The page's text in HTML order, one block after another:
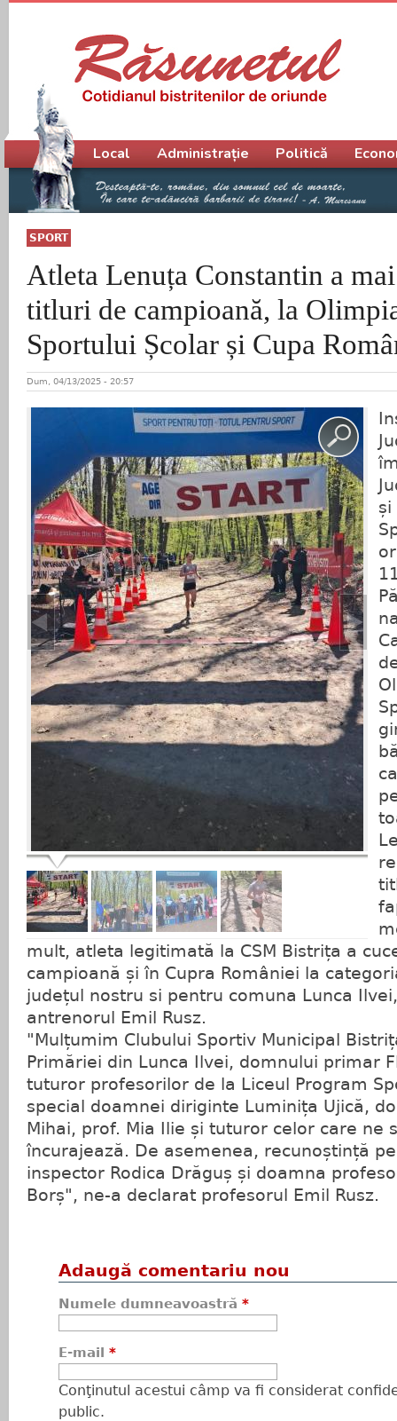
SPORT
Atleta Lenuța Constantin a
titluri de campioană, la
Sportului Școlar și Cupa
Dum, 04/13/2025 - 20:57
și
mult, atleta legitimată la CSM Bistrița a
campioană și în Cupra României la
județul nostru si pentru comuna Lunca
antrenorul Emil Rusz.
"Mulțumim Clubului Sportiv Municipal
Primăriei din Lunca Ilvei, domnului primar
tuturor profesorilor de la Liceul Program
special doamnei diriginte Luminița Ujică,
Mihai, prof. Mia Ilie și tuturor celor care ne
încurajează. De asemenea, recunoștință
inspector Rodica Drăguș și doamna
Borș", ne-a declarat profesorul Emil Rusz.
Adaugă comentariu nou
Numele dumneavoastră *
E-mail *
Conţinutul acestui câmp va fi considerat
public.
Meniu principal
Local Administrație Politică